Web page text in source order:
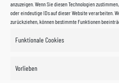
anzuzeigen. Wenn Sie diesen Technologien
oder eindeutige IDs auf dieser Website verarbeiten.
zurückziehen, können bestimmte Funktionen
Funktionale Cookies
Vorlieben